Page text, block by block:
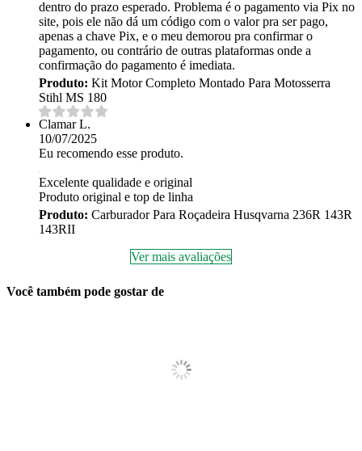
dentro do prazo esperado. Problema é o pagamento via Pix no
site, pois ele não dá um código com o valor pra ser pago,
apenas a chave Pix, e o meu demorou pra confirmar o
pagamento, ou contrário de outras plataformas onde a
confirmação do pagamento é imediata.
Produto: Kit Motor Completo Montado Para Motosserra
Stihl MS 180
Clamar L.
10/07/2025
Eu recomendo esse produto.
Excelente qualidade e original
Produto original e top de linha
Produto: Carburador Para Roçadeira Husqvarna 236R 143R
143RII
Ver mais avaliações
Você também pode gostar de